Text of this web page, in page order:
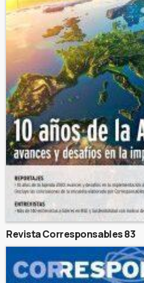
Revista Corresponsables 83